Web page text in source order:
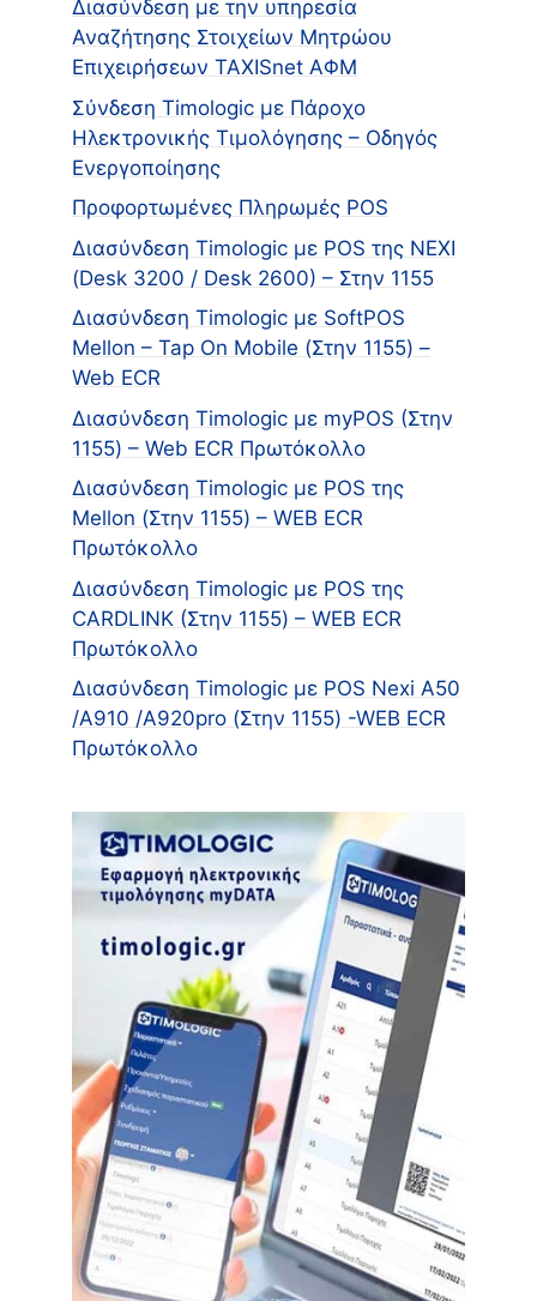
Διασύνδεση με την υπηρεσία
Αναζήτησης Στοιχείων Μητρώου
Επιχειρήσεων TAXISnet ΑΦΜ
Σύνδεση Timologic με Πάροχο
Ηλεκτρονικής Τιμολόγησης – Οδηγός
Ενεργοποίησης
Προφορτωμένες Πληρωμές POS
Διασύνδεση Timologic με POS της NEXI
(Desk 3200 / Desk 2600) – Στην 1155
Διασύνδεση Timologic με SoftPOS
Mellon – Tap On Mobile (Στην 1155) –
Web ECR
Διασύνδεση Timologic με myPOS (Στην
1155) – Web ECR Πρωτόκολλο
Διασύνδεση Timologic με POS της
Mellon (Στην 1155) – WEB ECR
Πρωτόκολλο
Διασύνδεση Timologic με POS της
CARDLINK (Στην 1155) – WEB ECR
Πρωτόκολλο
Διασύνδεση Timologic με POS Nexi A50
/A910 /Α920pro (Στην 1155) -WEB ECR
Πρωτόκολλο